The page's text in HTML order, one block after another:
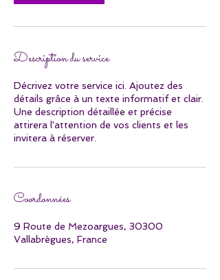
Description du service
Décrivez votre service ici. Ajoutez des
détails grâce à un texte informatif et clair.
Une description détaillée et précise
attirera l'attention de vos clients et les
invitera à réserver.
Coordonnées
9 Route de Mezoargues, 30300
Vallabrègues, France